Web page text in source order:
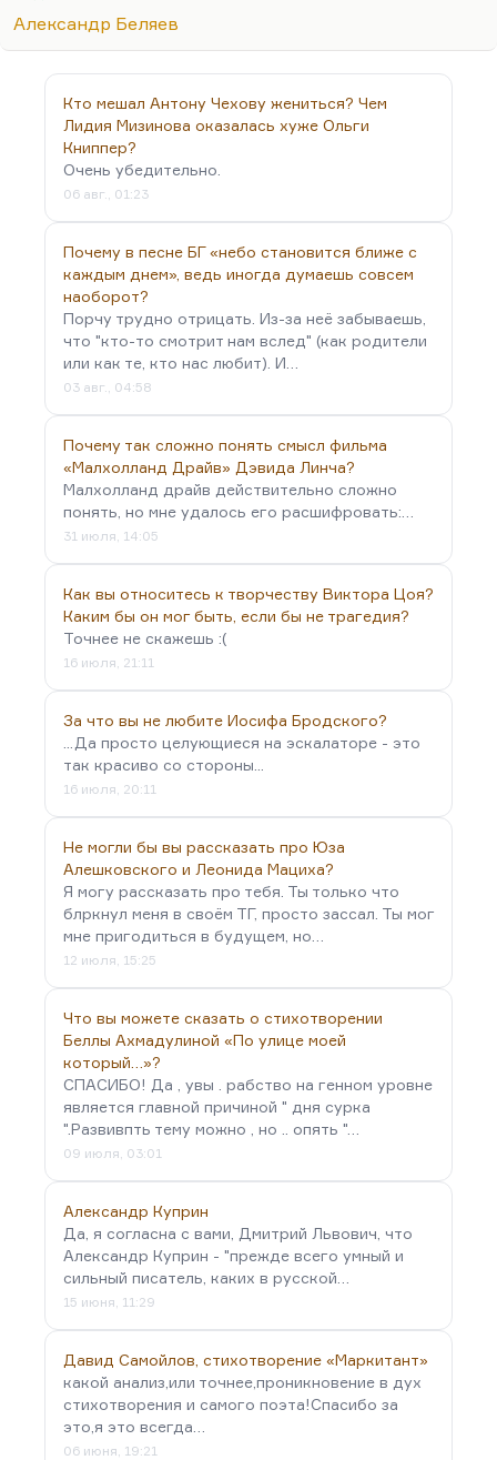
наверное, у первого это дошло до такого
блистательного сюжетного варианта. Оба
Александр Беляев
Кто мешал Антону Чехову жениться? Чем
Лидия Мизинова оказалась хуже Ольги
Книппер?
Очень убедительно.
06 авг., 01:23
Почему в песне БГ «небо становится ближе с
каждым днем», ведь иногда думаешь совсем
наоборот?
Порчу трудно отрицать. Из-за неё забываешь,
что "кто-то смотрит нам вслед" (как родители
или как те, кто нас любит). И…
03 авг., 04:58
Почему так сложно понять смысл фильма
«Малхолланд Драйв» Дэвида Линча?
Малхолланд драйв действительно сложно
понять, но мне удалось его расшифровать:…
31 июля, 14:05
Как вы относитесь к творчеству Виктора Цоя?
Каким бы он мог быть, если бы не трагедия?
Точнее не скажешь :(
16 июля, 21:11
За что вы не любите Иосифа Бродского?
...Да просто целующиеся на эскалаторе - это
так красиво со стороны...
16 июля, 20:11
Не могли бы вы рассказать про Юза
Алешковского и Леонида Мациха?
Я могу рассказать про тебя. Ты только что
блркнул меня в своём ТГ, просто зассал. Ты мог
мне пригодиться в будущем, но…
12 июля, 15:25
Что вы можете сказать о стихотворении
Беллы Ахмадулиной «По улице моей
который…»?
СПАСИБО! Да , увы . рабство на генном уровне
является главной причиной " дня сурка
".Развивпть тему можно , но .. опять "…
09 июля, 03:01
Александр Куприн
Да, я согласна с вами, Дмитрий Львович, что
Александр Куприн - "прежде всего умный и
сильный писатель, каких в русской…
15 июня, 11:29
Давид Самойлов, стихотворение «Маркитант»
какой анализ,или точнее,проникновение в дух
стихотворения и самого поэта!Спасибо за
это,я это всегда…
06 июня, 19:21